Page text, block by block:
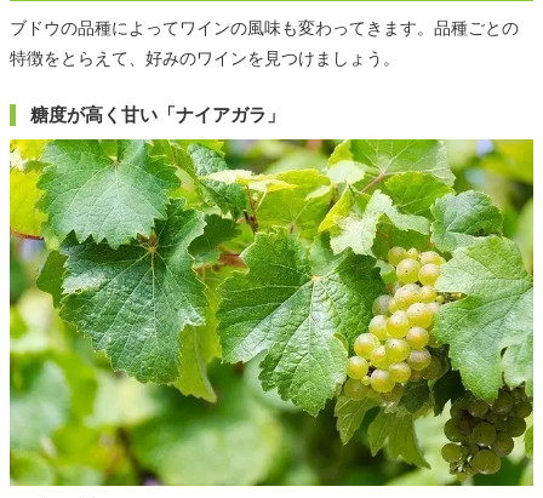
ブドウの品種によってワインの風味も変わってきます。品種ごとの
特徴をとらえて、好みのワインを見つけましょう。
糖度が高く甘い「ナイアガラ」